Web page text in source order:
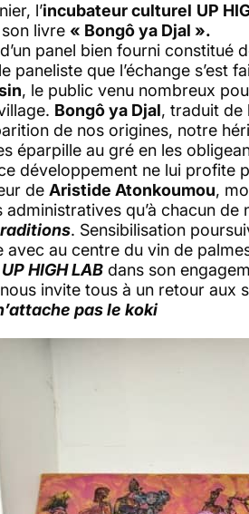
l’incubateur culturel UP
livre « Bongô ya Djal ».
panel bien fourni constitué
le paneliste que l’échange s’est
, le public venu nombreux
Bongô ya Djal, traduit de
de nos origines, notre
éparpille au gré en les
développement ne lui profite
de Aristide Atonkoumou,
administratives qu’à chacun
. Sensibilisation
avec au centre du vin de
HIGH LAB dans son
nous invite tous à un retour aux
pas le koki